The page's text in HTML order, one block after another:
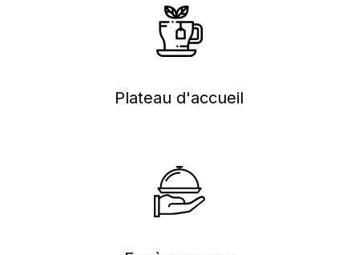
Plateau d'accueil